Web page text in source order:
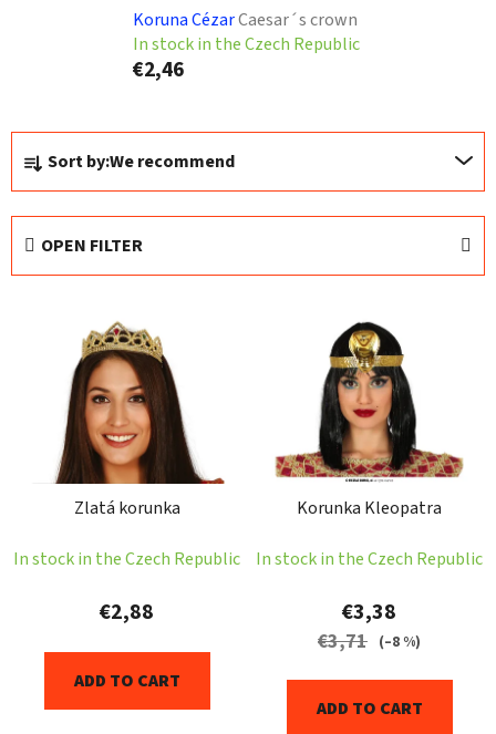
Koruna CézarCaesar´s crown
In stock in the Czech Republic
€2,46
P
o
Sort by:We recommend
OPEN FILTER
d
Zlatá korunka
In stock in the Czech Republic
€2,88
ADD TO CART
Korunka Kleopatra
In stock in the Czech Republic
€3,38
€3,71 (–8 %)
ADD TO CART